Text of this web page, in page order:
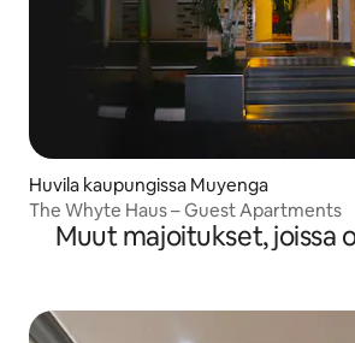
Huvila kaupungissa Muyenga
The Whyte Haus – Guest Apartments
Muut majoitukset, joissa